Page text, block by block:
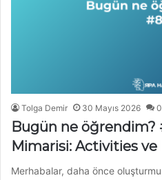
Tolga Demir 30 Mayıs 2026 0
Bugün ne öğrendim?
Mimarisi: Activities
Merhabalar, daha önce